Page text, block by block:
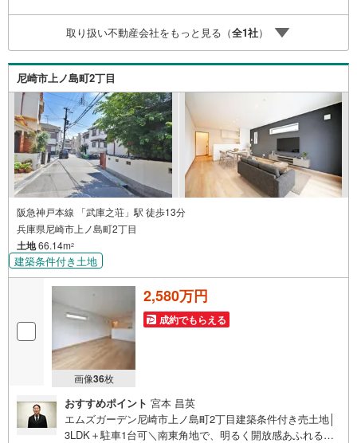
台の新築戸建や、1000万円台の中古マンションを始め多数
物件を取り扱っています。Yahoo！不動産に掲載しきれな
い物件もご紹介できます。お気軽にお問合せください。弊
社ホームページへは「C21アクロス」で検索！
取り扱い不動産会社をもっと見る（全1社）
尼崎市上ノ島町2丁目
阪急神戸本線 「武庫之荘」駅 徒歩13分
兵庫県尼崎市上ノ島町2丁目
土地66.14m2
建築条件付き土地
画像36枚
2,580万円
成約でもらえる
おすすめポイント 宮本 昌英
エムズガーデン尼崎市上ノ島町2丁目建築条件付き売土地│
3LDK＋駐車1台可＼南東角地で、明るく開放感あふれる住